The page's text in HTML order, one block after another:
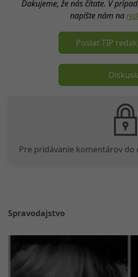
Ďakujeme, že nás čítate. V
napíšte nám na
Poslať TIP
Pre pridávanie komentárov do
Spravodajstvo